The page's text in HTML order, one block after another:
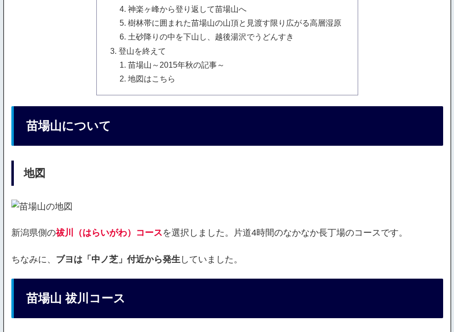
神楽ヶ峰から登り返して苗場山へ
樹林帯に囲まれた苗場山の山頂と見渡す限り広がる高層湿原
土砂降りの中を下山し、越後湯沢でうどんすき
登山を終えて
苗場山～2015年秋の記事～
地図はこちら
苗場山について
地図
新潟県側の祓川（はらいがわ）コースを選択しました。片道4時間のなかなか長丁場のコースです。
ちなみに、 ブヨは「中ノ芝」付近から発生 していました。
苗場山 祓川コース